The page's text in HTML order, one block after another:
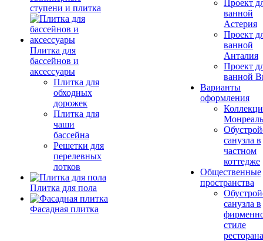
ступени и плитка
Плитка для
бассейнов и
аксессуары
Плитка для
обходных
дорожек
Плитка для
чаши
бассейна
Решетки для
перелевных
лотков
Плитка для пола
Фасадная плитка
Проект
ванной
Астерия
Проект
ванной
Анталия
Проект
ванной
Варианты
оформления
Монреаль
санузла в
частном
коттедже
Общественные
пространства
санузла в
стиле
ресторана